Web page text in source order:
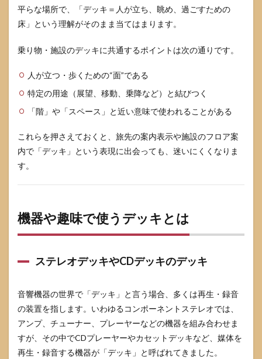
平らな場所で、「デッキ＝人が立ち、眺め、過ごすための
床」という理解がそのまま当てはまります。
乗り物・施設のデッキに共通するポイントは次の通りです。
人が立つ・歩くための“面”である
特定の用途（展望、移動、乗降など）と結びつく
「階」や「スペース」と近い意味で使われることがある
これらを押さえておくと、旅先の案内表示や施設のフロア案
内で「デッキ」という表現に出会っても、迷いにくくなりま
す。
機器や趣味で使うデッキとは
ステレオデッキやCDデッキのデッキ
音響機器の世界で「デッキ」と言う場合、多くは再生・録音
の装置を指します。いわゆるコンポーネントステレオでは、
アンプ、チューナー、プレーヤーなどの機器を組み合わせま
すが、その中でCDプレーヤーやカセットデッキなど、媒体を
再生・録音する機器が「デッキ」と呼ばれてきました。